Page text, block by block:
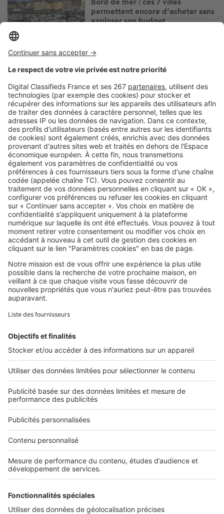
permettent encore d'acheter sans
exploser son budget
Image
Acheter
Humidité : ces détails pendant
une visite peuvent vous éviter de
gros travaux
Image
Acheter
Résidence secondaire : le mobil-
home est-il vraiment la bonne
affaire annoncée ?
SeLoger c'est aussi
Retrouvez-nous sur ...
L'ENTREPRISE
Qui sommes-nous ?
Nous contacter
Nous recrutons
NOS APPLICATIONS
Découvrez nos applications
Tous nos services pro